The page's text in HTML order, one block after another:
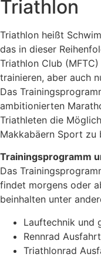
Triathlon
Triathlon heißt
das in dieser
Triathlon Club
trainieren, aber auch
Das
ambitionierten
Triathleten die
Makkabäern Sport zu
Trainingsprogramm
Das
findet morgens oder
beinhalten unter
Lauftechnik und
Rennrad
Triathlonrad